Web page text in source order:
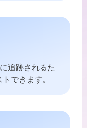
追跡されるた
できます。